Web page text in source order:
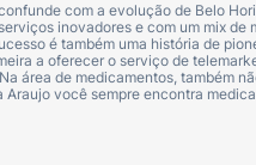
com a evolução de Belo
inovadores e com um mix de
é também uma história de
a oferecer o serviço de
área de medicamentos, também
Araujo você sempre encontra